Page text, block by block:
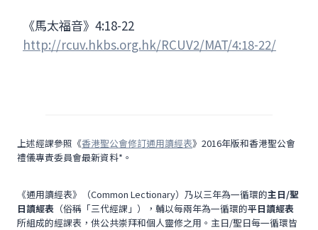
《馬太福音》4:18-22
http://rcuv.hkbs.org.hk/RCUV2/MAT/4:18-22/
上述經課參照《香港聖公會修訂通用讀經表》2016年版和香港聖公會
禮儀專責委員會最新資料*。
《通用讀經表》（Common Lectionary）乃以三年為一循環的主日/聖
日讀經表 （俗稱「三代經課」），輔以每兩年為一循環的平日讀經表
所組成的經課表，供公共崇拜和個人靈修之用。主日/聖日每一循環皆